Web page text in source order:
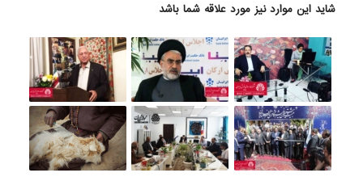
شاید این موارد نیز مورد علاقه شما باشد